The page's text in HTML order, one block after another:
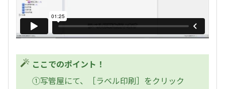
ここでのポイント！
①写管屋にて、［ラベル印刷］をクリック